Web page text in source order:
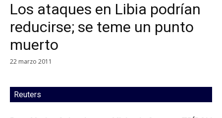
Los ataques en Libia podrían
reducirse; se teme un punto
muerto
22 marzo 2011
Reuters